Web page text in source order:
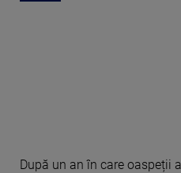
După un an în care oaspeții